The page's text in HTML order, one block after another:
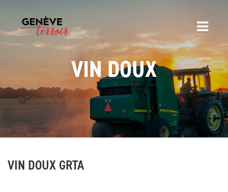
VIN DOUX
VIN DOUX GRTA